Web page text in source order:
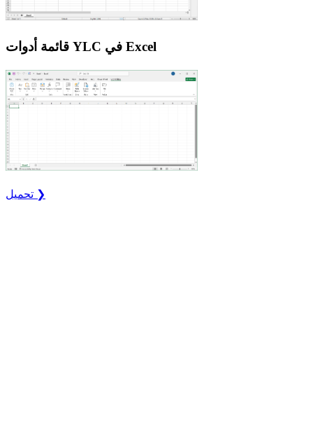
قائمة أدوات YLC في Excel
تحميل ❯